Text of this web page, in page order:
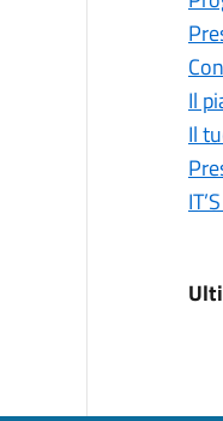
Il
Il